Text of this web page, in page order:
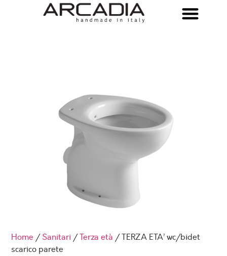
Home /Sanitari /Terza età / TERZA ETA’ wc/bidet
scarico parete